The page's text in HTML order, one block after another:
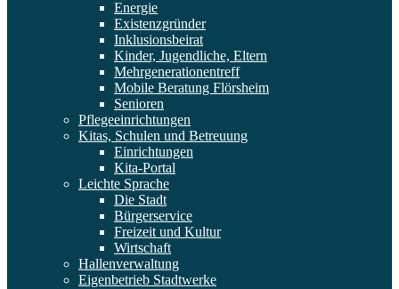
Energie
Existenzgründer
Inklusionsbeirat
Kinder, Jugendliche, Eltern
Mehrgenerationentreff
Mobile Beratung Flörsheim
Senioren
Pflegeeinrichtungen
Kitas, Schulen und Betreuung
Einrichtungen
Kita-Portal
Leichte Sprache
Die Stadt
Bürgerservice
Freizeit und Kultur
Wirtschaft
Hallenverwaltung
Eigenbetrieb Stadtwerke